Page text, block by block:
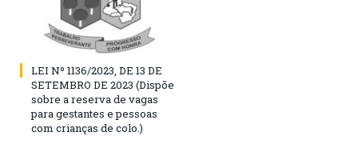
LEI Nº 1136/2023, DE 13 DE
SETEMBRO DE 2023 (Dispõe
sobre a reserva de vagas
para gestantes e pessoas
com crianças de colo.)